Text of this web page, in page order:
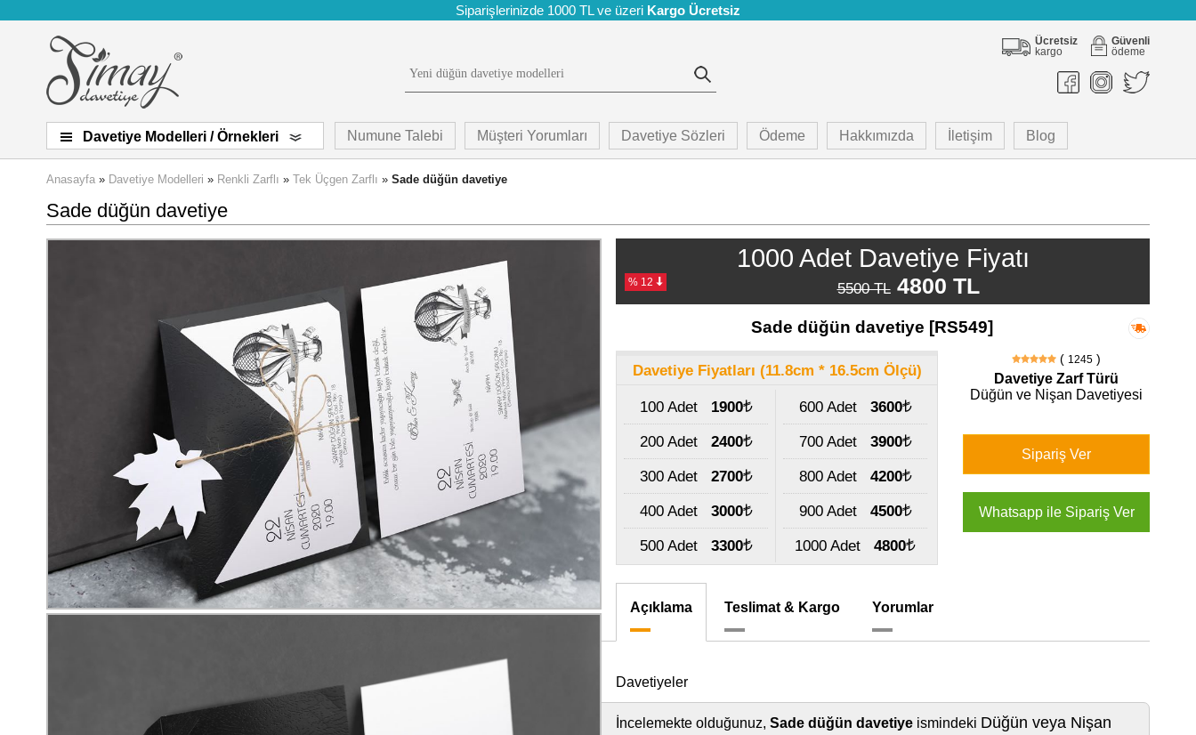
Siparişlerinizde 1000 TL ve üzeri Kargo Ücretsiz
Güvenli
ödeme
Ücretsiz
kargo
Davetiye Modelleri / Örnekleri Numune Talebi Müşteri Yorumları Davetiye Sözleri Ödeme Hakkımızda İletişim Blog
Anasayfa » Davetiye Modelleri » Renkli Zarflı » Tek Üçgen Zarflı » Sade düğün davetiye
Sade düğün davetiye
1000 Adet Davetiye Fiyatı
% 12 5500 TL4800 TL
Sade düğün davetiye [RS549]
Davetiye Fiyatları (11.8cm * 16.5cm Ölçü)
100 Adet 1900
200 Adet 2400
300 Adet 2700
400 Adet 3000
500 Adet 3300
600 Adet 3600
700 Adet 3900
800 Adet 4200
900 Adet 4500
1000 Adet 4800
( 1245 )
Davetiye Zarf Türü
Düğün ve Nişan Davetiyesi
Açıklama Teslimat & Kargo Yorumlar
Davetiyeler
İncelemekte olduğunuz, Sade düğün davetiye ismindeki Düğün veya Nişan